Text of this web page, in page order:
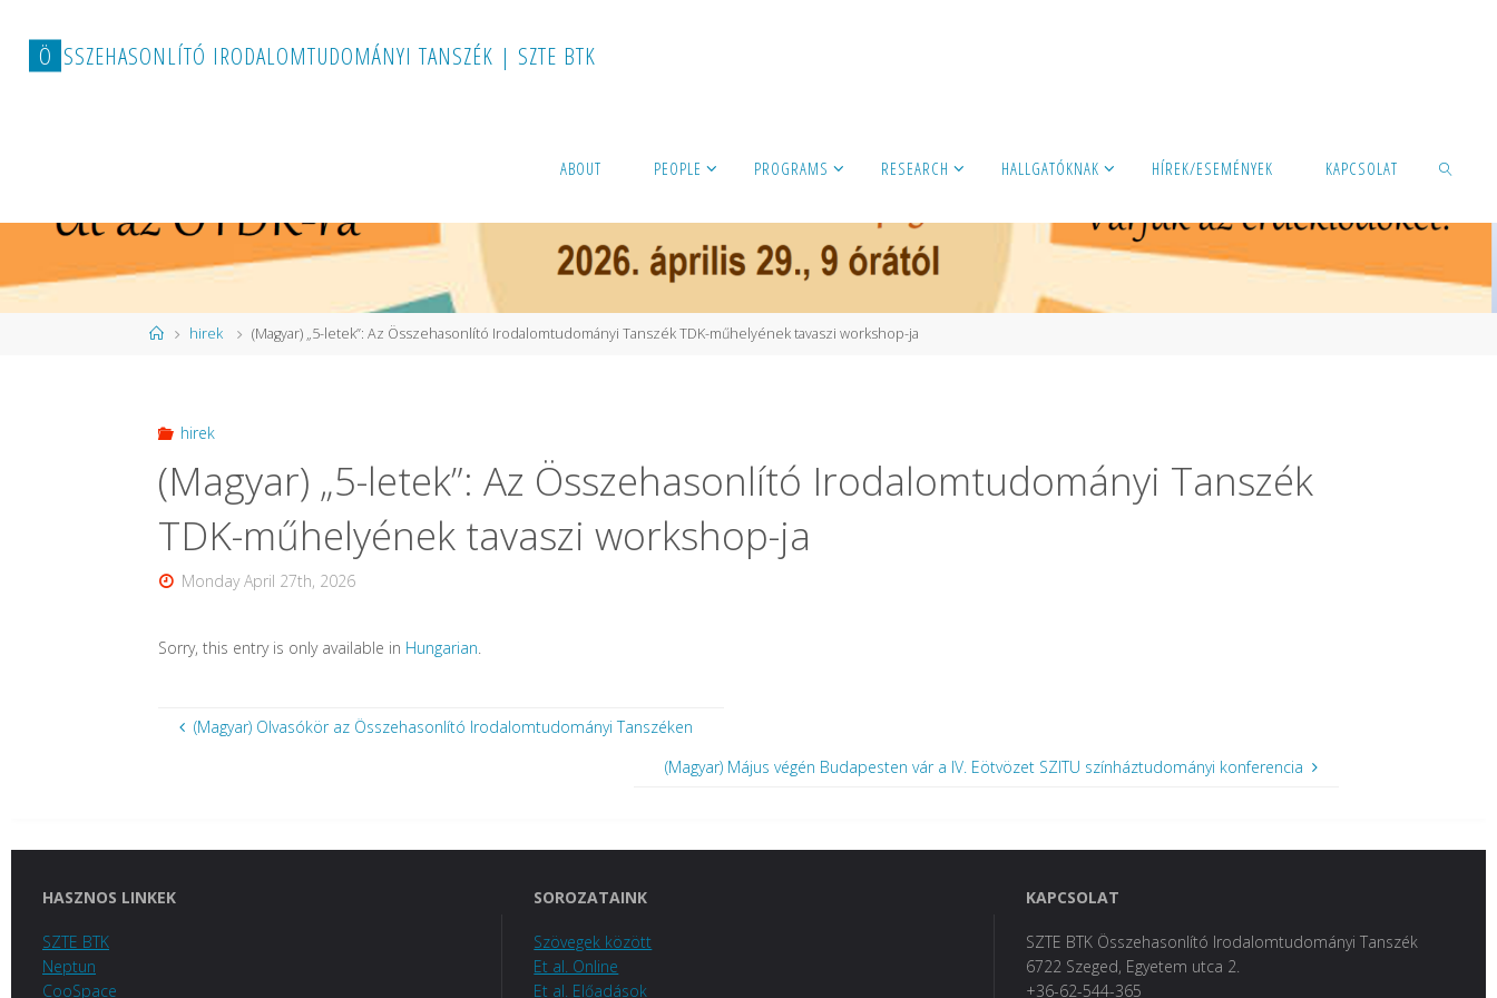
Ö SSZEHASONL ÍTÓ IRODAL OMTUDOMÁNYI TANSZÉK | SZTE BTK
ABOUT PEOPLE PROGRAMS RESEARCH HALLGATÓKNAK HÍREK/ESEMÉNYEK KAPCSOLAT
SEARCH
Homehirek (Magyar) „5-letek”: Az Összehasonlító Irodalomtudományi Tanszék TDK-műhelyének tavaszi workshop-ja
hirek
(Magyar) „5-letek”: Az Összehasonlító Irodalomtudományi Tanszék
TDK-műhelyének tavaszi workshop-ja
Monday April 27th, 2026
Sorry, this entry is only available in Hungarian.
(Magyar) Olvasókör az Összehasonlító Irodalomtudományi Tanszéken
(Magyar) Május végén Budapesten vár a IV. Eötvözet SZITU színháztudományi konferencia
HASZNOS LINKEK
SZTE BTK
Neptun
CooSpace
SOROZATAINK
Szövegek között
Et al. Online
Et al. Előadások
KAPCSOLAT
SZTE BTK Összehasonlító Irodalomtudományi Tanszék
6722 Szeged, Egyetem utca 2.
+36-62-544-365